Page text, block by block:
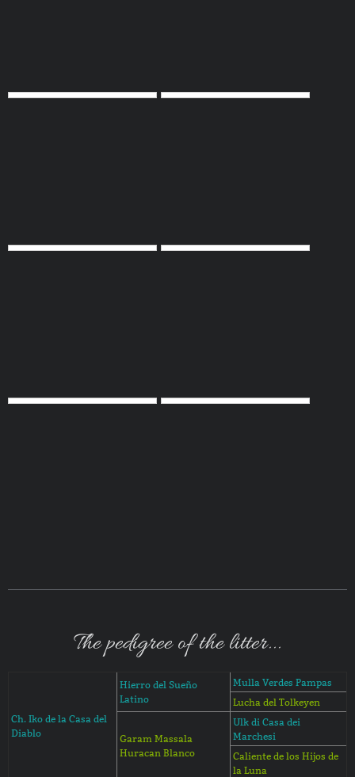
The pedigree of the litter...
Ch. Iko de la Casa del
Diablo
Hierro del Sueño
Latino
Mulla Verdes Pampas
Lucha del Tolkeyen
Garam Massala
Huracan Blanco
Ulk di Casa dei
Marchesi
Caliente de los Hijos de
la Luna